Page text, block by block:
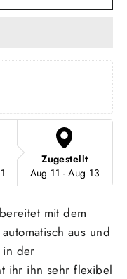
Zugestellt
Aug 11 - Aug 13
mit dem
aus und
in der
ihr ihn sehr flexibel